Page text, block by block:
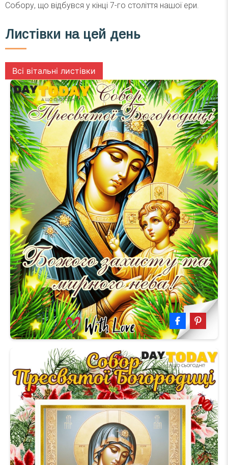
Собору, що відбувся у кінці 7-го століття нашої ери.
Листівки на цей день
Всі вітальні листівки